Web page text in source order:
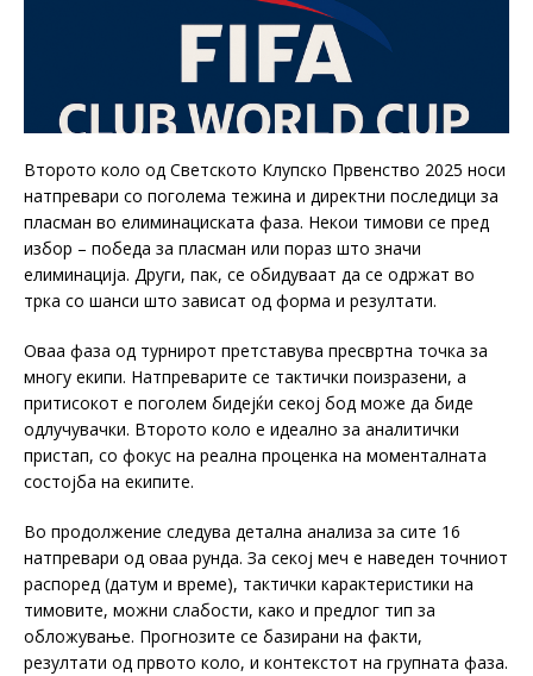
Второто коло од Светското Клупско Првенство 2025 носи
натпревари со поголема тежина и директни последици за
пласман во елиминациската фаза. Некои тимови се пред
избор – победа за пласман или пораз што значи
елиминација. Други, пак, се обидуваат да се одржат во
трка со шанси што зависат од форма и резултати.
Оваа фаза од турнирот претставува пресвртна точка за
многу екипи. Натпреварите се тактички поизразени, а
притисокот е поголем бидејќи секој бод може да биде
одлучувачки. Второто коло е идеално за аналитички
пристап, со фокус на реална проценка на моменталната
состојба на екипите.
Во продолжение следува детална анализа за сите 16
натпревари од оваа рунда. За секој меч е наведен точниот
распоред (датум и време), тактички карактеристики на
тимовите, можни слабости, како и предлог тип за
обложување. Прогнозите се базирани на факти,
резултати од првото коло, и контекстот на групната фаза.